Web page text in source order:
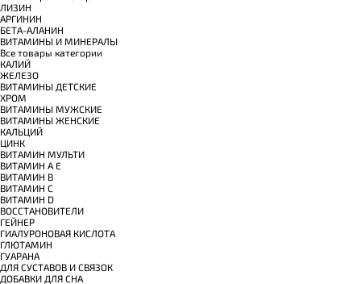
ЛИЗИН
АРГИНИН
БЕТА-АЛАНИН
ВИТАМИНЫ И МИНЕРАЛЫ
Все товары категории
КАЛИЙ
ЖЕЛЕЗО
ВИТАМИНЫ ДЕТСКИЕ
ХРОМ
ВИТАМИНЫ МУЖСКИЕ
ВИТАМИНЫ ЖЕНСКИЕ
КАЛЬЦИЙ
ЦИНК
ВИТАМИН МУЛЬТИ
ВИТАМИН A E
ВИТАМИН B
ВИТАМИН C
ВИТАМИН D
ВОССТАНОВИТЕЛИ
ГЕЙНЕР
ГИАЛУРОНОВАЯ КИСЛОТА
ГЛЮТАМИН
ГУАРАНА
ДЛЯ СУСТАВОВ И СВЯЗОК
ДОБАВКИ ДЛЯ СНА